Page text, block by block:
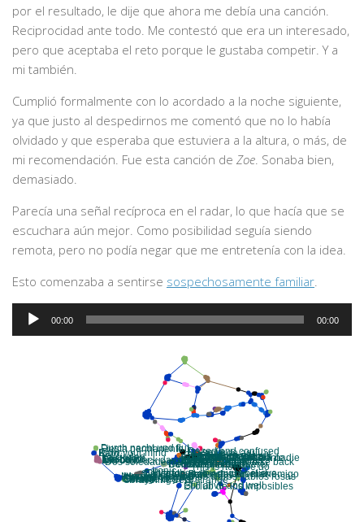
por el resultado, le dije que ahora me debía una canción.
Reciprocidad ante todo. Me contestó que era un interesado,
pero que aceptaba el reto porque le gustaba competir. Y a
mi también.
Cumplió formalmente con lo acordado a la noche siguiente,
ya que justo al despedirnos me comentó que no lo había
olvidado y que esperaba que estuviera a la altura, o más, de
mi recomendación. Fue esta canción de Zoe. Sonaba bien,
demasiado.
Parecía una señal recíproca en el radar, lo que hacía que se
escuchara aún mejor. Como posibilidad seguía siendo
remota, pero no podía negar que me entretenía con la idea.
Esto comenzaba a sentirse sospechosamente familiar.
Audio
Player
00:00 00:00